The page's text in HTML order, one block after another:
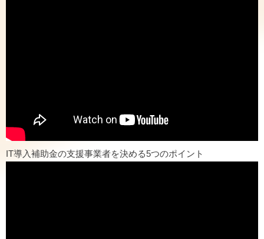
IT導入補助金の支援事業者を決める5つのポイント